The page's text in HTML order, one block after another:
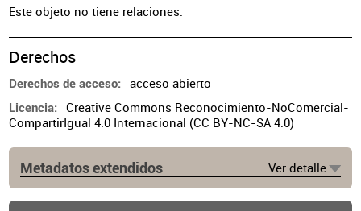
Este objeto no tiene relaciones.
Derechos
Derechos de acceso acceso abierto
Licencia
Creative Commons Reconocimiento-NoComercial-
CompartirIgual 4.0 Internacional (CC BY-NC-SA 4.0)
Metadatos extendidos Ver detalle
Buenos Aires